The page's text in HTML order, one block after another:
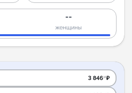
--
женщины
3 846.15₽